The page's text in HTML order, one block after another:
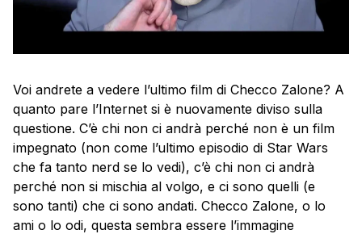
Voi andrete a vedere l’ultimo film di Checco Zalone? A
quanto pare l’Internet si è nuovamente diviso sulla
questione. C’è chi non ci andrà perché non è un film
impegnato (non come l’ultimo episodio di Star Wars
che fa tanto nerd se lo vedi), c’è chi non ci andrà
perché non si mischia al volgo, e ci sono quelli (e
sono tanti) che ci sono andati. Checco Zalone, o lo
ami o lo odi, questa sembra essere l’immagine